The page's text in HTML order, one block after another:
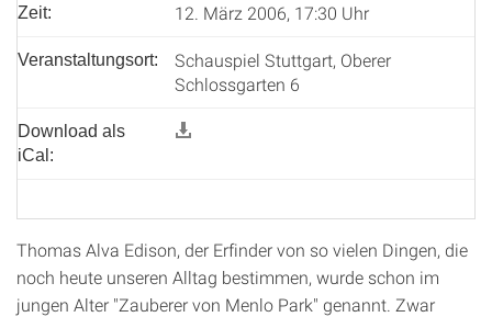
Zeit: 12. März 2006, 17:30 Uhr
Veranstaltungsort:
Schauspiel Stuttgart, Oberer
Schlossgarten 6
Download als
iCal:
Thomas Alva Edison, der Erfinder von so vielen Dingen, die
noch heute unseren Alltag bestimmen, wurde schon im
jungen Alter "Zauberer von Menlo Park" genannt. Zwar